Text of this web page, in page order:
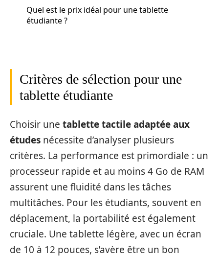
Quel est le prix idéal pour une tablette
étudiante ?
Critères de sélection pour une
tablette étudiante
Choisir une tablette tactile adaptée aux
études nécessite d’analyser plusieurs
critères. La performance est primordiale : un
processeur rapide et au moins 4 Go de RAM
assurent une fluidité dans les tâches
multitâches. Pour les étudiants, souvent en
déplacement, la portabilité est également
cruciale. Une tablette légère, avec un écran
de 10 à 12 pouces, s’avère être un bon